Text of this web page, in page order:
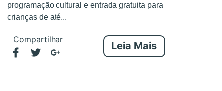
programação cultural e entrada gratuita para
crianças de até...
Compartilhar
Leia Mais